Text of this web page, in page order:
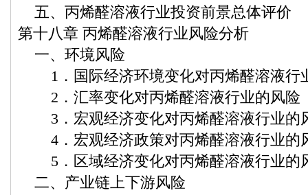
五、丙烯醛溶液行业投资前景总体评价
第十八章 丙烯醛溶液行业风险分析
一、环境风险
1．国际经济环境变化对丙烯醛溶液行
2．汇率变化对丙烯醛溶液行业的风险
3．宏观经济变化对丙烯醛溶液行业的
4．宏观经济政策对丙烯醛溶液行业的
5．区域经济变化对丙烯醛溶液行业的
二、产业链上下游风险